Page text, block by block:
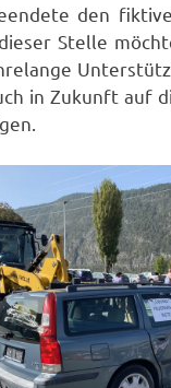
den
Stelle
in Zukunft auf